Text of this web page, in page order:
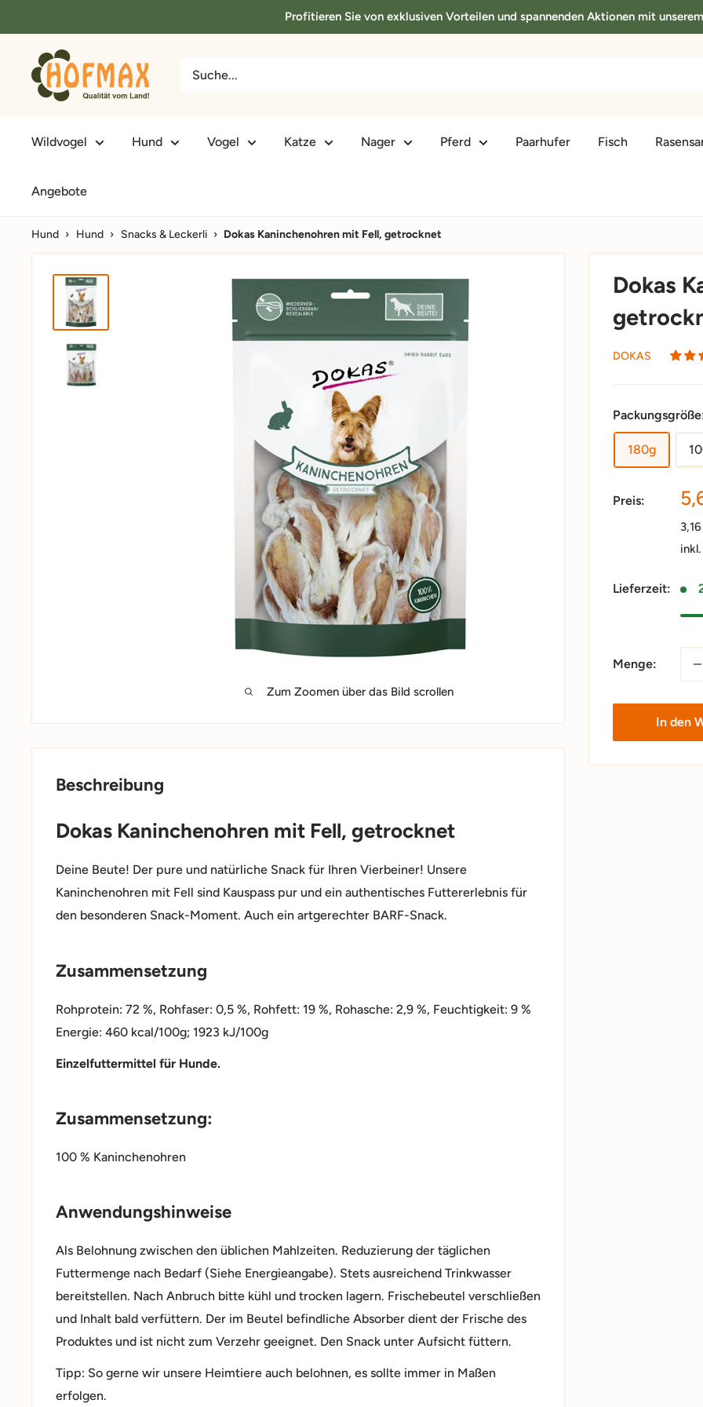
zum
Profitieren Sie von exklusiven Vorteilen und spannenden Aktionen mit
hofmax.de
Wildvogel Hund Vogel Katze Nager Pferd Paarhufer Fisch
Angebote
Hund › Hund › Snacks & Leckerli › Dokas Kaninchenohren mit Fell, getrocknet
Zum Zoomen über das Bild scrollen
Dokas
DOKAS
180g
Preis:
Lieferzeit:
Menge:
In den
Beschreibung
Dokas Kaninchenohren mit Fell, getrocknet
Deine Beute! Der pure und natürliche Snack für Ihren Vierbeiner! Unsere
Kaninchenohren mit Fell sind Kauspass pur und ein authentisches Futtererlebnis für
den besonderen Snack-Moment. Auch ein artgerechter BARF-Snack.
Zusammensetzung
Rohprotein: 72 %, Rohfaser: 0,5 %, Rohfett: 19 %, Rohasche: 2,9 %, Feuchtigkeit: 9 %
Energie: 460 kcal/100g; 1923 kJ/100g
Einzelfuttermittel für Hunde.
Zusammensetzung:
100 % Kaninchenohren
Anwendungshinweise
Als Belohnung zwischen den üblichen Mahlzeiten. Reduzierung der täglichen
Futtermenge nach Bedarf (Siehe Energieangabe). Stets ausreichend Trinkwasser
bereitstellen. Nach Anbruch bitte kühl und trocken lagern. Frischebeutel verschließen
und Inhalt bald verfüttern. Der im Beutel befindliche Absorber dient der Frische des
Produktes und ist nicht zum Verzehr geeignet. Den Snack unter Aufsicht füttern.
Tipp: So gerne wir unsere Heimtiere auch belohnen, es sollte immer in Maßen
erfolgen.